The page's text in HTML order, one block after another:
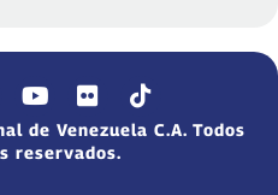
de Venezuela C.A. Todos
reservados.